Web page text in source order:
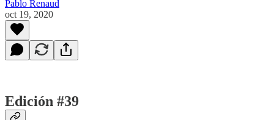
Pablo Renaud
oct 19, 2020
Edición #39